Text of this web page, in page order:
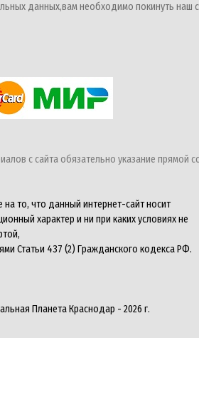
данных,вам необходимо покинуть наш
с сайта обязательно указание прямой
то, что данный интернет-сайт носит
характер и ни при каких условиях не
Статьи 437 (2) Гражданского кодекса РФ.
Планета Краснодар - 2026 г.